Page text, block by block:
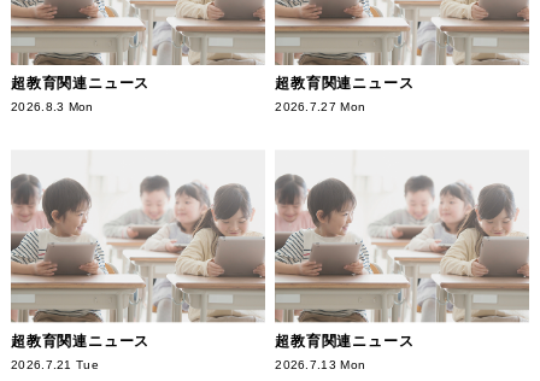
超教育関連ニュース
2026.8.3 Mon
超教育関連ニュース
2026.7.27 Mon
超教育関連ニュース
2026.7.21 Tue
超教育関連ニュース
2026.7.13 Mon